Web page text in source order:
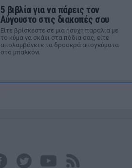
5 βιβλία για να πάρεις τον
Αύγουστο στις διακοπές σου
Είτε βρίσκεστε σε μια ήσυχη παραλία με
το κύμα να σκάει στα πόδια σας, είτε
απολαμβάνετε τα δροσερά απογεύματα
στο μπαλκόνι